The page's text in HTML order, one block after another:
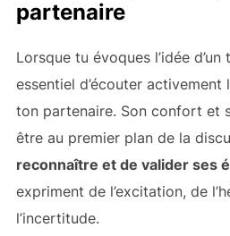
partenaire
Lorsque tu évoques l’idée
essentiel d’écouter
ton partenaire. Son confort et
être au premier plan de la
reconnaître et de valider ses
expriment de l’excitation, de
l’incertitude.